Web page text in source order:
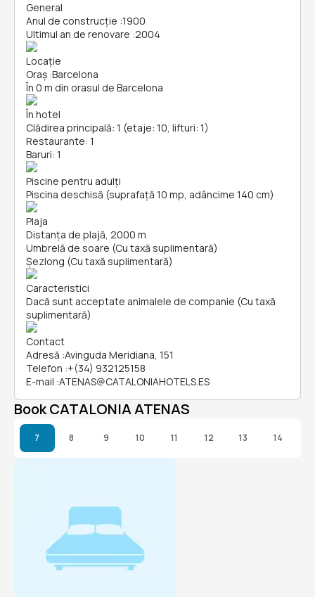
General
Anul de construcție :1900
Ultimul an de renovare :2004
Locație
Oraș :Barcelona
În 0 m din orasul de Barcelona
În hotel
Clădirea principală: 1 (etaje: 10, lifturi: 1)
Restaurante: 1
Baruri: 1
Piscine pentru adulți
Piscina deschisă (suprafață 10 mp, adâncime 140 cm)
Plaja
Distanța de plajă, 2000 m
Umbrelă de soare (Cu taxă suplimentară)
Șezlong (Cu taxă suplimentară)
Caracteristici
Dacă sunt acceptate animalele de companie (Cu taxă
suplimentară)
Contact
Adresă :Avinguda Meridiana, 151
Telefon :+(34) 932125158
E-mail :ATENAS@CATALONIAHOTELS.ES
Book CATALONIA ATENAS
7 8 9 10 11 12 13 14